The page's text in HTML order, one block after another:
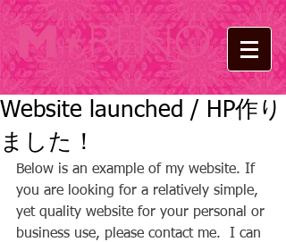
DESIGN
Website launched / HP作り
ました！
Below is an example of my website. If
you are looking for a relatively simple,
yet quality website for your personal or
business use, please contact me.  I can